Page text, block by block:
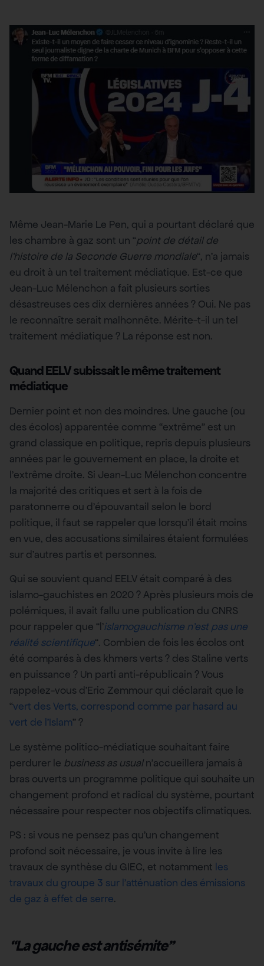
Même Jean-Marie Le Pen, qui a pourtant déclaré que
les chambre à gaz sont un “point de détail de
l’histoire de la Seconde Guerre mondiale“, n’a jamais
eu droit à un tel traitement médiatique. Est-ce que
Jean-Luc Mélenchon a fait plusieurs sorties
désastreuses ces dix dernières années ? Oui. Ne pas
le reconnaître serait malhonnête. Mérite-t-il un tel
traitement médiatique ? La réponse est non.
Quand EELV subissait le même traitement
médiatique
Dernier point et non des moindres. Une gauche (ou
des écolos) apparentée comme “extrême” est un
grand classique en politique, repris depuis plusieurs
années par le gouvernement en place, la droite et
l’extrême droite. Si Jean-Luc Mélenchon concentre
la majorité des critiques et sert à la fois de
paratonnerre ou d’épouvantail selon le bord
politique, il faut se rappeler que lorsqu’il était moins
en vue, des accusations similaires étaient formulées
sur d’autres partis et personnes.
Qui se souvient quand EELV était comparé à des
islamo-gauchistes en 2020 ? Après plusieurs mois de
polémiques, il avait fallu une publication du CNRS
pour rappeler que “l’islamogauchisme n’est pas une
réalité scientifique“. Combien de fois les écolos ont
été comparés à des khmers verts ? des Staline verts
en puissance ? Un parti anti-républicain ? Vous
rappelez-vous d’Eric Zemmour qui déclarait que le
“vert des Verts, correspond comme par hasard au
vert de l’Islam” ?
Le système politico-médiatique souhaitant faire
perdurer le business as usualn’accueillera jamais à
bras ouverts un programme politique qui souhaite un
changement profond et radical du système, pourtant
nécessaire pour respecter nos objectifs climatiques.
PS : si vous ne pensez pas qu’un changement
profond soit nécessaire, je vous invite à lire les
travaux de synthèse du GIEC, et notamment les
travaux du groupe 3 sur l’atténuation des émissions
de gaz à effet de serre.
“La gauche est antisémite”